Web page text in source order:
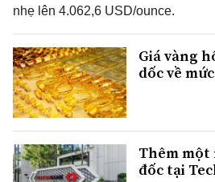
nhẹ lên 4.062,6 USD/ounce.
Giá vàng
dốc về
Thêm một
đốc tại